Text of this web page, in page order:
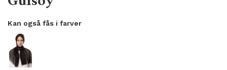
Kan også fås i farver